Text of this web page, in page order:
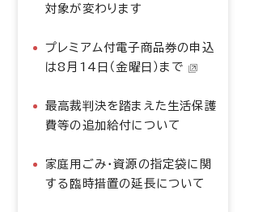
対象が変わります
プレミアム付電子商品券の申込
は8月14日（金曜日）まで
最高裁判決を踏まえた生活保護
費等の追加給付について
家庭用ごみ・資源の指定袋に関
する臨時措置の延長について